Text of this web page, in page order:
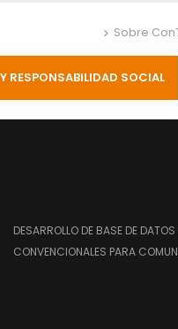
Sobre
RESPONSABILIDAD SOCIAL
DESARROLLO DE BASE DE
CONVENCIONALES PARA